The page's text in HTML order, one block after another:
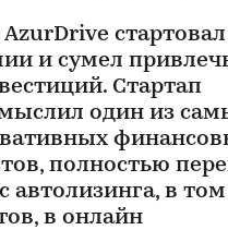
стартовал
и сумел
Стартап
один из
полностью
автолизинга, в
в онлайн